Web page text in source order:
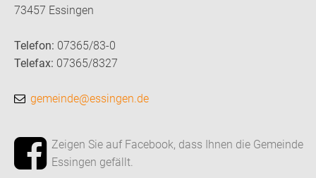
73457 Essingen
Telefon: 07365/83-0
Telefax: 07365/8327
gemeinde@essingen.de
Zeigen Sie auf Facebook, dass Ihnen die Gemeinde
Essingen gefällt.